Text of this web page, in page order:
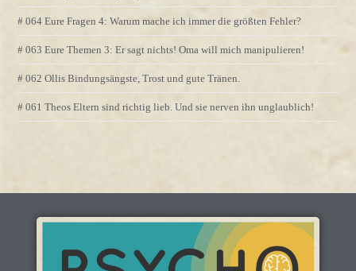
# 064 Eure Fragen 4: Warum mache ich immer die größten Fehler?
# 063 Eure Themen 3: Er sagt nichts! Oma will mich manipulieren!
# 062 Ollis Bindungsängste, Trost und gute Tränen.
# 061 Theos Eltern sind richtig lieb. Und sie nerven ihn unglaublich!